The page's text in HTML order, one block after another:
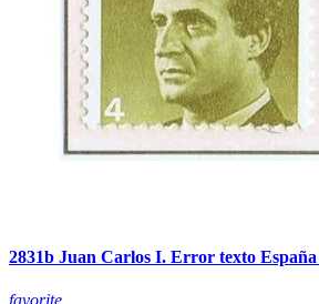
2831b Juan Carlos I. Error texto